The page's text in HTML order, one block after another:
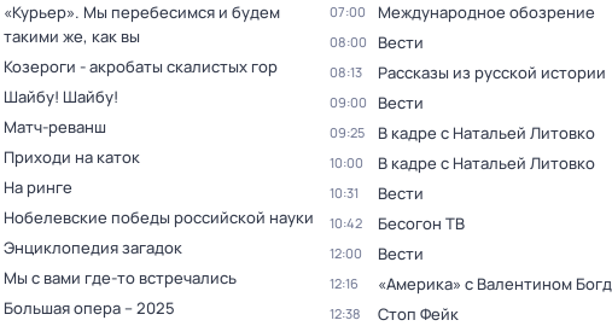
«Курьер». Мы перебесимся и будем
такими же, как вы
Козероги - акробаты скалистых гор
Шайбу! Шайбу!
Матч-реванш
Приходи на каток
На ринге
Нобелевские победы российской науки
Энциклопедия загадок
Мы с вами где-то встречались
Большая опера – 2025
07:00 Международное обозрение
08:00 Вести
08:13 Рассказы из русской истории
09:00 Вести
09:25 В кадре с Натальей Литовко
10:00 В кадре с Натальей Литовко
10:31 Вести
10:42 Бесогон ТВ
12:00 Вести
12:16 «Америка» с Валентином
12:38 Стоп Фейк